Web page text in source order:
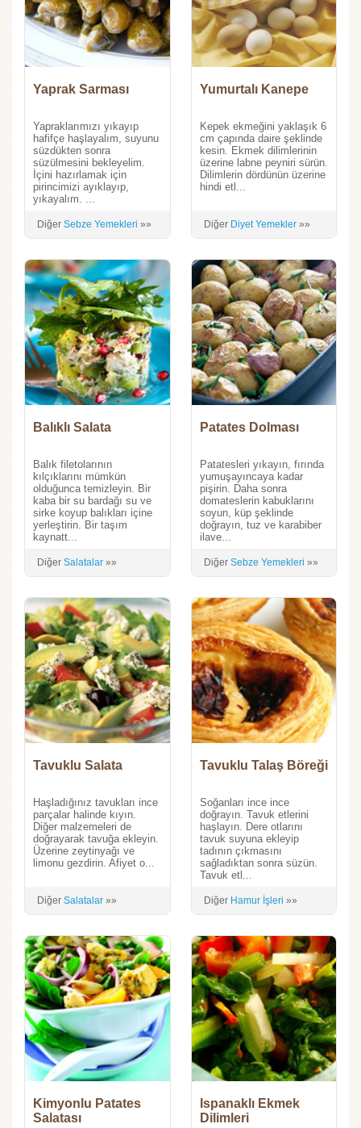
Yaprak Sarması
Yapraklarımızı yıkayıp
hafifçe haşlayalım, suyunu
süzdükten sonra
süzülmesini bekleyelim.
İçini hazırlamak için
pirincimizi ayıklayıp,
yıkayalım. ...
Diğer Sebze Yemekleri »»
Yumurtalı Kanepe
Kepek ekmeğini yaklaşık 6
cm çapında daire şeklinde
kesin. Ekmek dilimlerinin
üzerine labne peyniri sürün.
Dilimlerin dördünün üzerine
hindi etl...
Diğer Diyet Yemekler»»
Balıklı Salata
Balık filetolarının
kılçıklarını mümkün
olduğunca temizleyin. Bir
kaba bir su bardağı su ve
sirke koyup balıkları içine
yerleştirin. Bir taşım
kaynatt...
Diğer Salatalar »»
Patates Dolması
Patatesleri yıkayın, fırında
yumuşayıncaya kadar
pişirin. Daha sonra
domateslerin kabuklarını
soyun, küp şeklinde
doğrayın, tuz ve karabiber
ilave...
Diğer Sebze Yemekleri »»
Tavuklu Salata
Haşladığınız tavukları ince
parçalar halinde kıyın.
Diğer malzemeleri de
doğrayarak tavuğa ekleyin.
Üzerine zeytinyağı ve
limonu gezdirin. Afiyet o...
Diğer Salatalar »»
Tavuklu Talaş Böreği
Soğanları ince ince
doğrayın. Tavuk etlerini
haşlayın. Dere otlarını
tavuk suyuna ekleyip
tadının çıkmasını
sağladıktan sonra süzün.
Tavuk etl...
Diğer Hamur İşleri »»
Kimyonlu Patates
Salatası
Ispanaklı Ekmek
Dilimleri